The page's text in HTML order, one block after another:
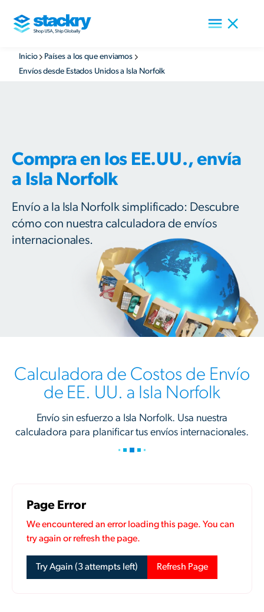
Inicio
Países a los que enviamos
Envíos desde Estados Unidos a Isla Norfolk
Compra en los EE.UU., envía
a Isla Norfolk
Envío a la Isla Norfolk simplificado: Descubre
cómo con nuestra calculadora de envíos
internacionales.
Calculadora de Costos de Envío
de EE. UU. a Isla Norfolk
Envío sin esfuerzo a Isla Norfolk. Usa nuestra
calculadora para planificar tus envíos internacionales.